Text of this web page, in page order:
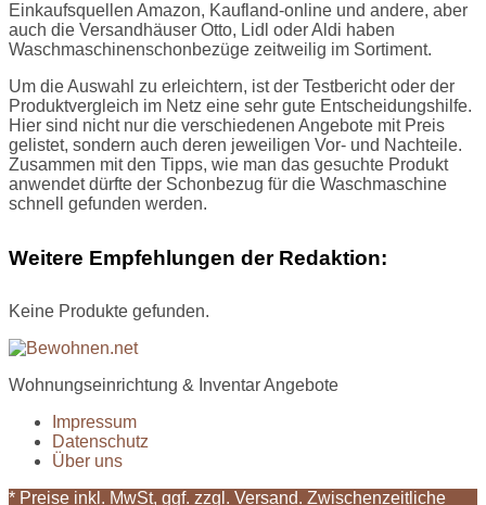
Einkaufsquellen Amazon, Kaufland-online und andere, aber
auch die Versandhäuser Otto, Lidl oder Aldi haben
Waschmaschinenschonbezüge zeitweilig im Sortiment.
Um die Auswahl zu erleichtern, ist der Testbericht oder der
Produktvergleich im Netz eine sehr gute Entscheidungshilfe.
Hier sind nicht nur die verschiedenen Angebote mit Preis
gelistet, sondern auch deren jeweiligen Vor- und Nachteile.
Zusammen mit den Tipps, wie man das gesuchte Produkt
anwendet dürfte der Schonbezug für die Waschmaschine
schnell gefunden werden.
Weitere Empfehlungen der Redaktion:
Keine Produkte gefunden.
Wohnungseinrichtung & Inventar Angebote
Impressum
Datenschutz
Über uns
* Preise inkl. MwSt, ggf. zzgl. Versand. Zwischenzeitliche